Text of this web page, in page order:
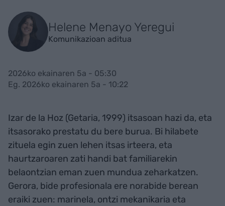
Helene Menayo Yeregui
Komunikazioan aditua
2026ko ekainaren 5a - 05:30
Eg. 2026ko ekainaren 5a - 10:22
Izar de la Hoz (Getaria, 1999) itsasoan hazi da, eta
itsasorako prestatu du bere burua. Bi hilabete
zituela egin zuen lehen itsas irteera, eta
haurtzaroaren zati handi bat familiarekin
belaontzian eman zuen mundua zeharkatzen.
Gerora, bide profesionala ere norabide berean
eraiki zuen: marinela, ontzi mekanikaria eta